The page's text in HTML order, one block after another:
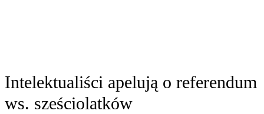
Intelektualiści apelują o referendum
ws. sześciolatków